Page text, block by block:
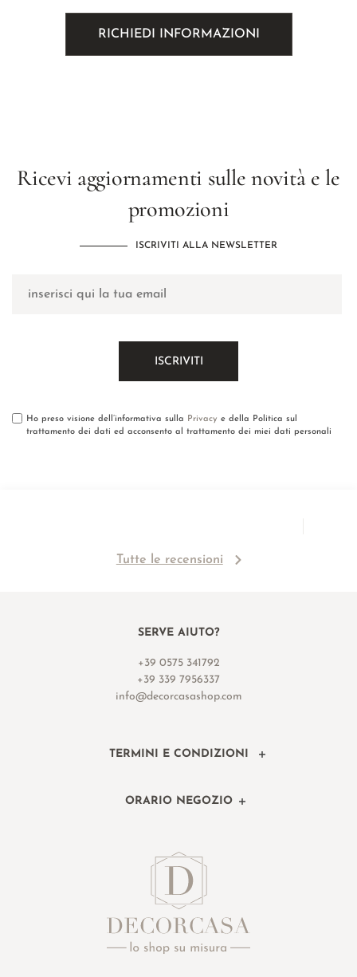
Ricevi aggiornamenti sulle novità e le
promozioni
ISCRIVITI ALLA NEWSLETTER
Ho preso visione dell’informativa sulla Privacy e della Politica sul
trattamento dei dati ed acconsento al trattamento dei miei dati personali
Tutte le recensioni
SERVE AIUTO?
+39 0575 341792
+39 339 7956337
info@decorcasashop.com
TERMINI E CONDIZIONI
ORARIO NEGOZIO